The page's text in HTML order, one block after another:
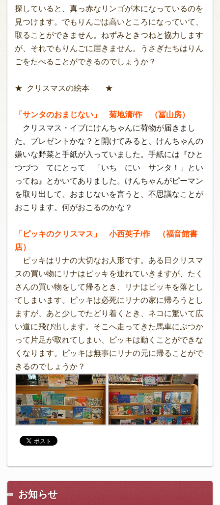
探していると、真っ赤なリンゴが木になっているのを
見つけます。でもりんごは高いところになっていて、
取ることができません。ねずみときつねと協力します
が、それでもりんごに届きません。うさぎたちはりん
ごをたべることができるのでしょうか？
★ クリスマスの絵本 ★
「サンタのおまじない」 菊地清/作 （冨山房）
クリスマス・イブにけんちゃんに荷物が届きまし
た。プレゼントかな？と開けてみると、けんちゃんの
嫌いな野菜と手紙が入っていました。手紙には『ひと
つづつ てにとって 「いち にい サンタ！」とい
ってね』とかいてありました。けんちゃんがピーマン
を取り出して、おまじないを言うと、不思議なことが
おこります。何がおこるのかな？
「ピッキのクリスマス」 小西英子/作 （福音館書
店）
ピッキはリナの大切なお人形です。ある日クリスマ
スの買い物にリナはピッキを連れていきますが、たく
さんの買い物をして帰るとき、リナはピッキを落とし
てしまいます。ピッキは必死にリナの家に帰ろうとし
ますが、あと少しでたどり着くとき、ネコに驚いて広
い道に飛び出します。そこへ走ってきた馬車にぶつか
って片足が取れてしまい、ピッキは動くことができな
くなります。ピッキは無事にリナの元に帰ることがで
きるのでしょうか？
お知らせ